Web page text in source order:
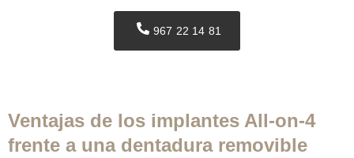
967 22 14 81
Ventajas de los implantes All-on-4
frente a una dentadura removible